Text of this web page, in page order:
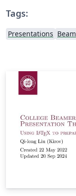
Tags:
Presentations